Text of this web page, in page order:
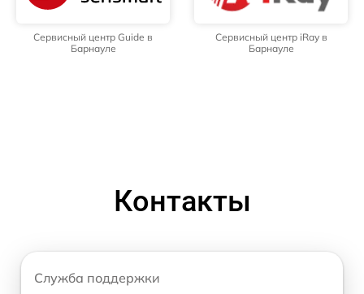
Сервисный центр Guide в
Барнауле
Сервисный центр iRay в
Барнауле
Контакты
Служба поддержки